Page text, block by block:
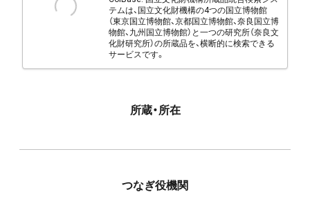
テムは、国立文化財機構の4つの国立博物館
（東京国立博物館、京都国立博物館、奈良国立博
物館、九州国立博物館）と一つの研究所（奈良文
化財研究所）の所蔵品を、横断的に検索できる
サービスです。
所蔵・所在
つなぎ役機関